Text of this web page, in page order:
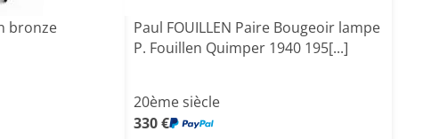
bronze
Paul FOUILLEN Paire Bougeoir lampe
P. Fouillen Quimper 1940 195[...]
20ème siècle
330 €